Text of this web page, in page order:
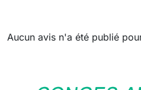
Aucun avis n'a été publié